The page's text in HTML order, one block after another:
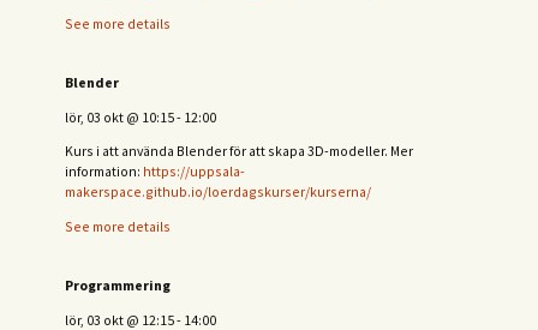
See more details
Blender
lör, 03 okt @ 10:15- 12:00
Kurs i att använda Blender för att skapa 3D-modeller. Mer
information: https://uppsala-
makerspace.github.io/loerdagskurser/kurserna/
See more details
Programmering
lör, 03 okt @ 12:15- 14:00